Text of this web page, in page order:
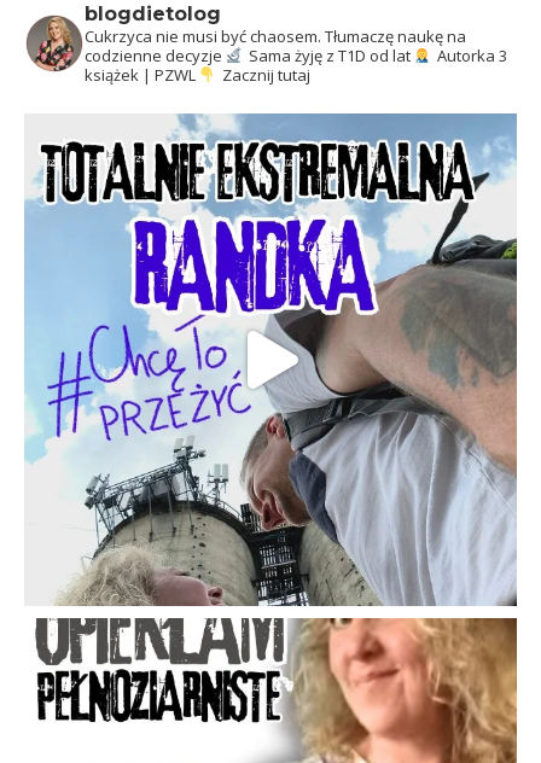
blogdietolog
Cukrzyca nie musi być chaosem. Tłumaczę naukę na
codzienne decyzje
Sama żyję z T1D od lat
Autorka 3
książek | PZWL
Zacznij tutaj